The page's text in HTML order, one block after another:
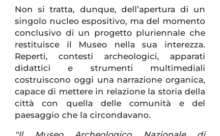
Non si tratta, dunque, dell’apertura di un
singolo nucleo espositivo, ma del momento
conclusivo di un progetto pluriennale che
restituisce il Museo nella sua interezza.
Reperti, contesti archeologici, apparati
didattici e strumenti multimediali
costruiscono oggi una narrazione organica,
capace di mettere in relazione la storia della
città con quella delle comunità e del
paesaggio che la circondavano.